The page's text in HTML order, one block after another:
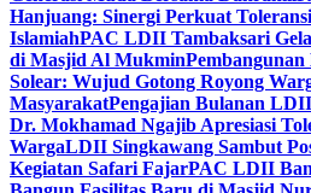
Hanjuang: Sinergi Perkuat
IslamiahPAC LDII Tambaksari
di Masjid Al Mukmin
Solear: Wujud Gotong Royong
MasyarakatPengajian Bulanan
Dr. Mokhamad Ngajib Apresiasi
WargaLDII Singkawang Sambut
Kegiatan Safari FajarPAC LDII